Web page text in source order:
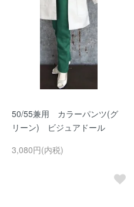
50/55兼用 カラーパンツ(グ
リーン) ビジュアドール
3,080円(内税)